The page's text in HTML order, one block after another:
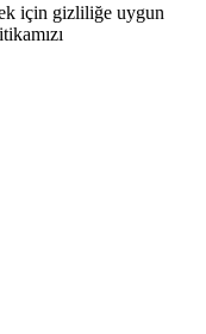
için gizliliğe uygun